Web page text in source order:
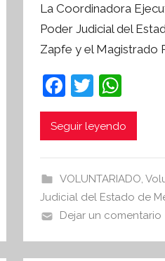
La Coordinadora
Poder Judicial del
Zapfe y el Magistrado
F
a
c
b
o
o
k
T
w
itt
h
at
A
p
p
Seguir leyendo
VOLUNTARIADO,
Judicial del Estado de
Dejar un comentario